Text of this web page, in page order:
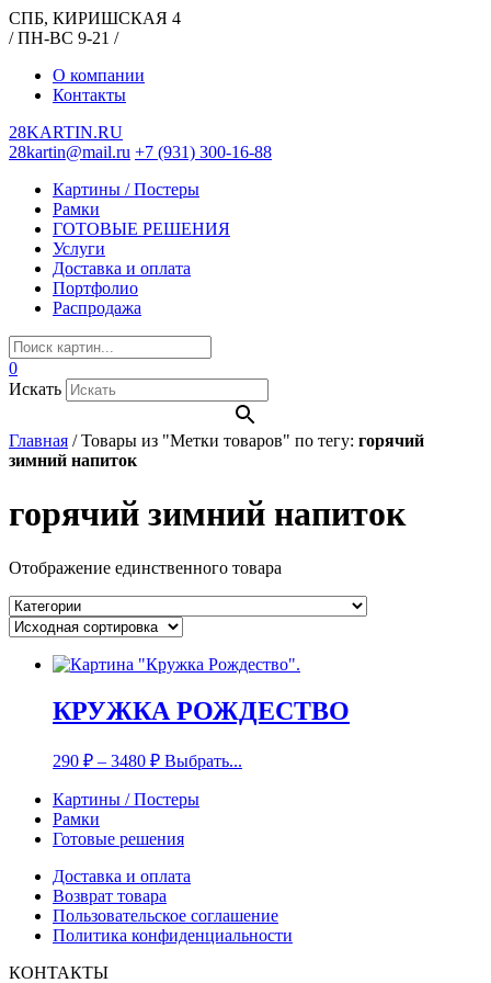
СПБ, КИРИШСКАЯ 4
/ ПН-ВС 9-21 /
О компании
Контакты
28KARTIN.RU
28kartin@mail.ru +7 (931) 300-16-88
Картины / Постеры
Рамки
ГОТОВЫЕ РЕШЕНИЯ
Услуги
Доставка и оплата
Портфолио
Распродажа
0
Искать
Главная /Товары из "Метки товаров" по тегу: горячий
зимний напиток
горячий зимний напиток
Отображение единственного товара
КРУЖКА РОЖДЕСТВО
290 ₽ – 3480 ₽ Выбрать...
Картины / Постеры
Рамки
Готовые решения
Доставка и оплата
Возврат товара
Пользовательское соглашение
Политика конфиденциальности
КОНТАКТЫ